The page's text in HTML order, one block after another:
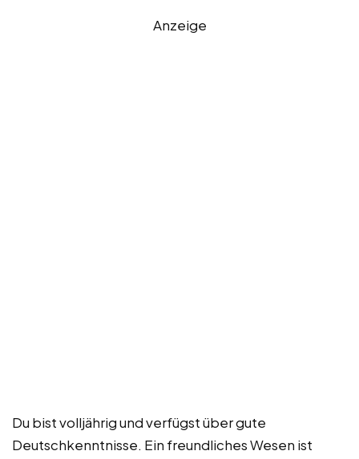
Anzeige
Du bist volljährig und verfügst über gute
Deutschkenntnisse. Ein freundliches Wesen ist